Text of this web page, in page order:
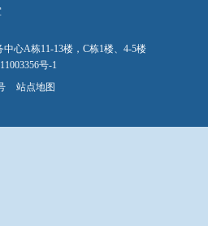
中心A栋11-13楼，C栋1楼、4-5楼
号-1
站点地图